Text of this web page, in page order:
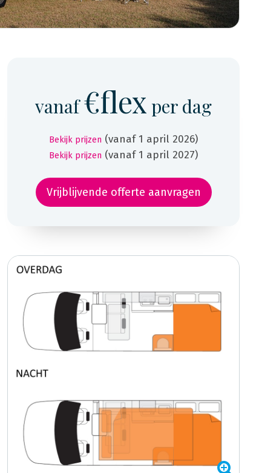
vanaf€flex per dag
Bekijk prijzen (vanaf 1 april 2026)
Bekijk prijzen (vanaf 1 april 2027)
Vrijblijvende offerte aanvragen